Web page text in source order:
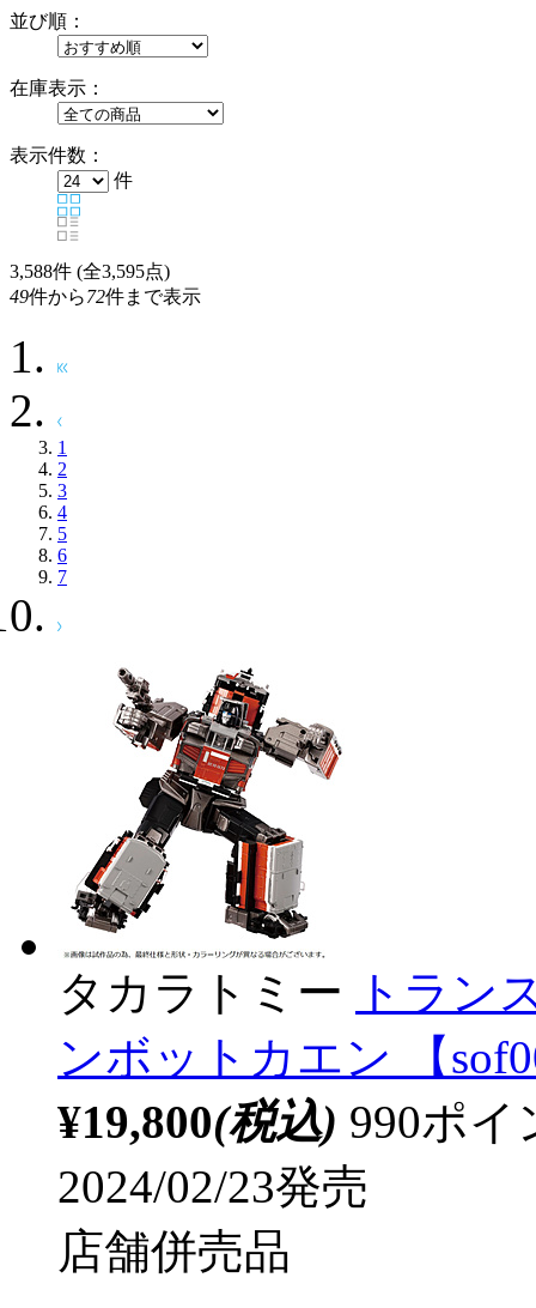
並び順：
在庫表示：
表示件数：
件
3,588件 (全3,595点)
49件から72件まで表示
1
2
3
4
5
6
7
タカラトミー
トラン
ンボットカエン 【
¥19,800(税込) 990ポ
2024/02/23発売
店舗併売品